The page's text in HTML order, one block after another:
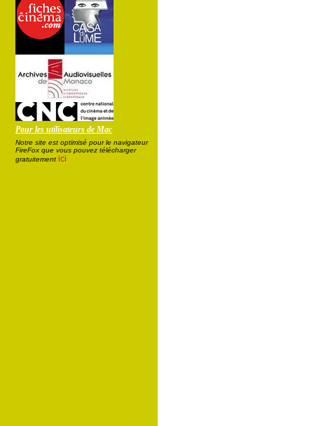
Pour les utilisateurs de Mac
Notre site est optimisé pour le navigateur
FireFox que vous pouvez télécharger
gratuitement ici